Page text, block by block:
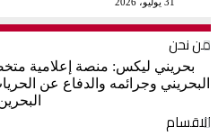
من نحن
بحريني ليكس: منصة إعلامية
البحريني وجرائمه والدفاع عن
الاقسام